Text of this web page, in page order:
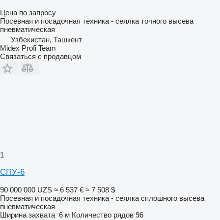
Цена по запросу
Посевная и посадочная техника - сеялка точного высева
пневматическая
Узбекистан, Ташкент
Midex Profi Team
Связаться с продавцом
1
СПУ-6
90 000 000 UZS ≈ 6 537 € ≈ 7 508 $
Посевная и посадочная техника - сеялка сплошного высева
пневматическая
Ширина захвата 6 м Количество рядов 96